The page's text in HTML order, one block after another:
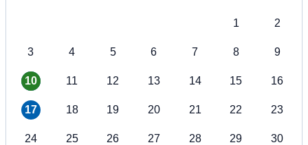
1 2
3 4 5 6 7 8 9
10 11 12 13 14 15 16
17 18 19 20 21 22 23
24 25 26 27 28 29 30